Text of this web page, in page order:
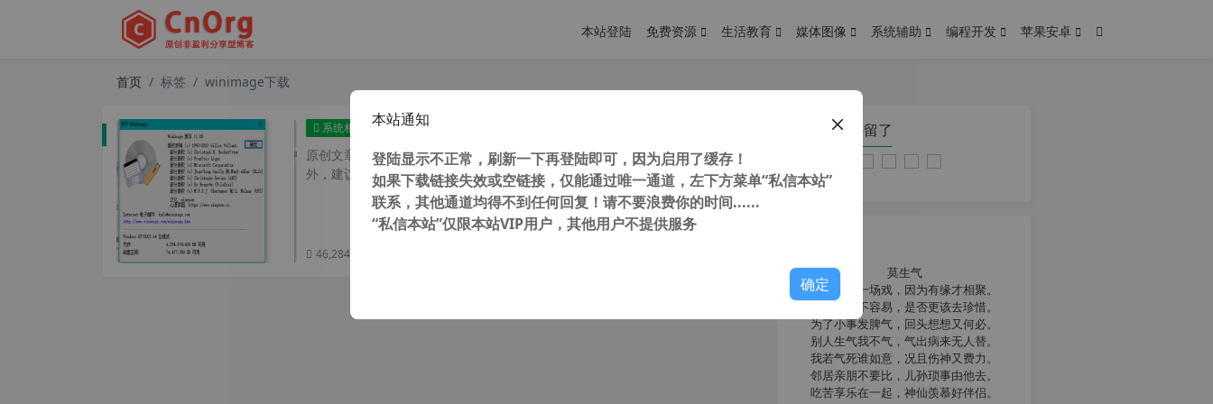
本站登陆 免费资源 生活教育 媒体图像 系统辅助 编程开发 苹果安卓
首页 标签 winimage下载
系统相关 WinImage V11.00 汉化中文版 磁盘工具 镜像管理制作工具
原创文章，转载请注明： 转载自cnorg.12hp.de 注意：由于网站空间位于国
外，建议避开晚上的访问高峰期...
46,284 次浏览
您在本页停留了
莫生气
人生就像一场戏，因为有缘才相聚。
相扶到老不容易，是否更该去珍惜。
为了小事发脾气，回头想想又何必。
别人生气我不气，气出病来无人替。
我若气死谁如意，况且伤神又费力。
邻居亲朋不要比，儿孙琐事由他去。
吃苦享乐在一起，神仙羡慕好伴侣。
本站通知
登陆显示不正常，刷新一下再登陆即可，因为启用了缓存！
如果下载链接失效或空链接，仅能通过唯一通道，左下方菜单“私信本站”
联系，其他通道均得不到任何回复！请不要浪费你的时间......
“私信本站”仅限本站VIP用户，其他用户不提供服务
确定